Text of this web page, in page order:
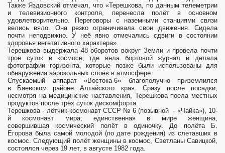
Также Яздовский отмечал, что «Терешкова, по данным телеметрии
и телевизионного контроля, перенесла полёт в основном
удовлетворительно. Переговоры с наземными станциями связи
велись вяло. Она резко ограничивала свои движения. Сидела
почти неподвижно. У неё явно отмечались сдвиги в состоянии
здоровья вегетативного характера».
Терешкова выдержала 48 оборотов вокруг Земли и провела почти
трое суток в космосе, где вела бортовой журнал и делала
фотографии горизонта, которые позже были использованы для
обнаружения аэрозольных слоёв в атмосфере.
Спускаемый аппарат «Востока-6» благополучно приземлился
в Баевском районе Алтайского края. Сразу после посадки,
несмотря на медицинские наставления, Терешкова поела местных
продуктов после трёх суток дискомфорта.
Терешкова - лётчик-космонавт СССР № 6 (позывной - «Чайка»), 10-
й космонавт мира; единственная в мире женщина,
совершившая космический полёт в одиночку. До полёта Б.
Егорова была самой молодой (по дате рождения) из слетавших в
космос. Следующий полёт женщины в космос, Светланы Савицкой,
состоялся через 19 лет, в августе 1982 года.